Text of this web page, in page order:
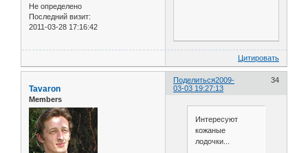
Не определено
Последний визит:
2011-03-28 17:16:42
Цитировать
Поделиться 34
2009-
03-03 19:27:13
Tavaron
Members
Интересуют
кожаные
лодочки...